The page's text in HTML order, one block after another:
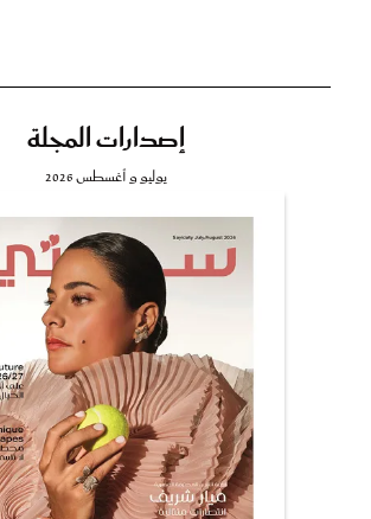
إصدارات المجلة
يوليو و أغسطس 2026